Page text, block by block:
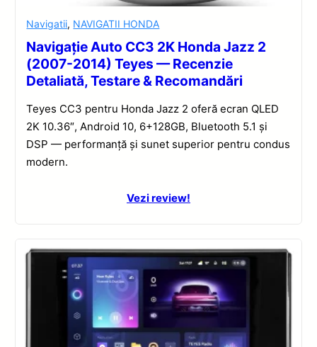
Navigatii, NAVIGATII HONDA
Navigație Auto CC3 2K Honda Jazz 2
(2007-2014) Teyes — Recenzie
Detaliată, Testare & Recomandări
Teyes CC3 pentru Honda Jazz 2 oferă ecran QLED
2K 10.36″, Android 10, 6+128GB, Bluetooth 5.1 și
DSP — performanță și sunet superior pentru condus
modern.
Vezi review!